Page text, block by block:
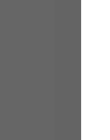
VUES